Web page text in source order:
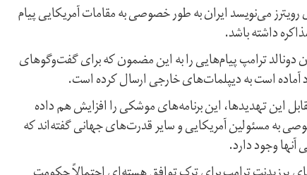
به نقل از خبرگزاری رویترز می‌نویسد ایران به طور خصوصی به مقامات آمریکایی پیام
داشته باشد.
ترامپ پیام‌هایی را به این مضمون که برای گفت‌وگوهای
است به دیپلمات‌های خارجی ارسال کرده است.
این تهدیدها، این برنامه‌های موشکی را افزایش هم داده
به مسئولین آمریکایی و سایر قدرت‌های جهانی گفته‌اند که
وجود دارد.